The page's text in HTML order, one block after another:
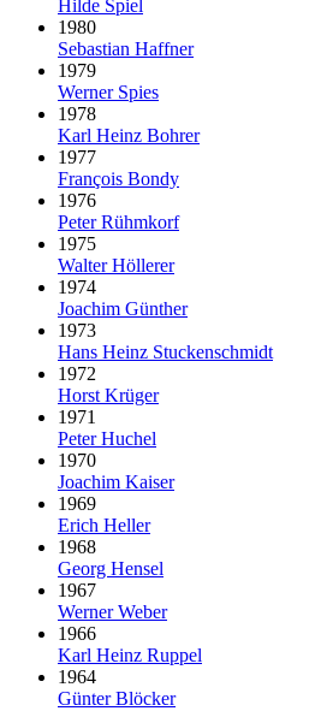
Hilde Spiel
1980
Sebastian Haffner
1979
Werner Spies
1978
Karl Heinz Bohrer
1977
François Bondy
1976
Peter Rühmkorf
1975
Walter Höllerer
1974
Joachim Günther
1973
Hans Heinz Stuckenschmidt
1972
Horst Krüger
1971
Peter Huchel
1970
Joachim Kaiser
1969
Erich Heller
1968
Georg Hensel
1967
Werner Weber
1966
Karl Heinz Ruppel
1964
Günter Blöcker